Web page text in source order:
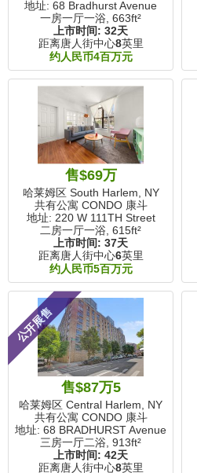
地址: 68 Bradhurst Avenue
一房一厅一浴, 663ft²
上市时间: 32天
距离唐人街中心8英里
约人民币4百万元
售$69万
哈莱姆区 South Harlem, NY
共有公寓 CONDO 康斗
地址: 220 W 111TH Street
二房一厅一浴, 615ft²
上市时间: 37天
距离唐人街中心6英里
约人民币5百万元
公开展售
售$87万5
哈莱姆区 Central Harlem, NY
共有公寓 CONDO 康斗
地址: 68 BRADHURST Avenue
三房一厅二浴, 913ft²
上市时间: 42天
距离唐人街中心8英里